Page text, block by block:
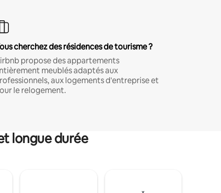
cherchez des résidences de tourisme ?
propose des appartements
meublés adaptés aux
aux logements d'entreprise et
le relogement.
longue durée